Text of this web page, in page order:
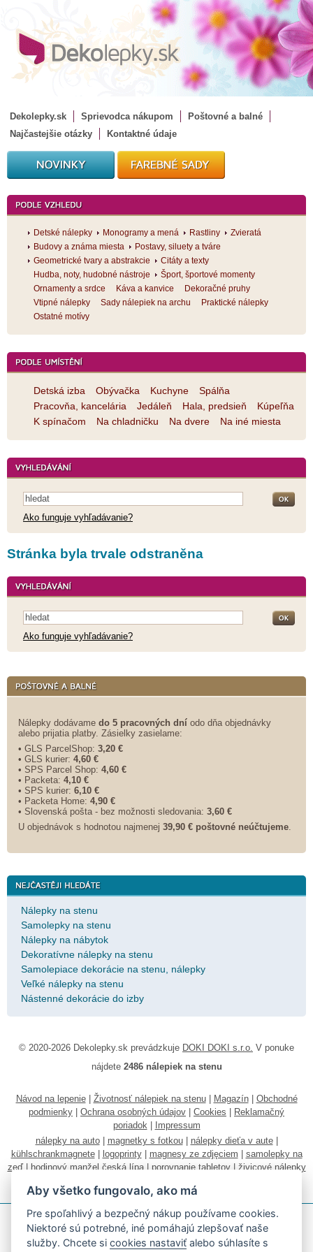
Dekolepky.sk Sprievodca nákupom
Poštovné a balné
Najčastejšie otázky
Kontaktné údaje
Detské nálepky Monogramy a mená Rastliny
Zvieratá
Budovy a známa miesta
Postavy, siluety a tváre
Geometrické tvary a abstrakcie
Citáty a texty
Hudba, noty, hudobné nástroje
Šport, športové momenty
Ornamenty a srdce
Káva a kanvice
Dekoračné pruhy
Vtipné nálepky
Sady nálepiek na archu
Praktické nálepky
Ostatné motívy
Detská izba Obývačka Kuchyne
Spálňa
Pracovňa, kancelária
Jedáleň Hala, predsieň
Kúpeľňa
K spínačom
Na chladničku Na dvere Na iné miesta
Ako funguje vyhľadávanie?
Stránka byla trvale odstraněna
Ako funguje vyhľadávanie?
Nálepky dodávame do 5 pracovných dní odo dňa objednávky
alebo prijatia platby. Zásielky zasielame:
• GLS ParcelShop: 3,20 €
• GLS kurier: 4,60 €
• SPS Parcel Shop: 4,60 €
• Packeta: 4,10 €
• SPS kurier: 6,10 €
• Packeta Home: 4,90 €
• Slovenská pošta - bez možnosti sledovania: 3,60 €
U objednávok s hodnotou najmenej 39,90 € poštovné neúčtujeme.
Nálepky na stenu
Samolepky na stenu
Nálepky na nábytok
Dekoratívne nálepky na stenu
Samolepiace dekorácie na stenu, nálepky
Veľké nálepky na stenu
Nástenné dekorácie do izby
© 2020-2026 Dekolepky.sk prevádzkuje DOKI DOKI s.r.o. V ponuke
nájdete 2486 nálepiek na stenu
Návod na lepenie| Životnosť nálepiek na stenu| Magazín| Obchodné
podmienky
Ochrana osobných údajov Cookies
Reklamačný
poriadok|
Impressum
nálepky na auto| magnetky s fotkou| nálepky dieťa v aute|
kühlschrankmagnete| logoprinty| magnesy ze zdjęciem
samolepky na
zeď| hodinový manžel česká lípa| porovnanie tabletov| živicové nálepky
Aby všetko fungovalo, ako má
Pre spoľahlivý a bezpečný nákup používame cookies.
Niektoré sú potrebné, iné pomáhajú zlepšovať naše
služby. Chcete sicookies nastaviť alebo súhlasíte s